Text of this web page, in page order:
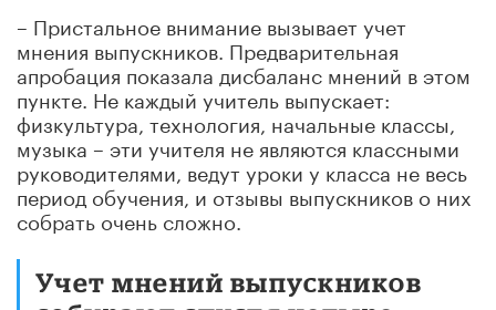
– Пристальное внимание вызывает учет
мнения выпускников. Предварительная
апробация показала дисбаланс мнений в этом
пункте. Не каждый учитель выпускает:
физкультура, технология, начальные классы,
музыка – эти учителя не являются классными
руководителями, ведут уроки у класса не весь
период обучения, и отзывы выпускников о них
собрать очень сложно.
Учет мнений выпускников